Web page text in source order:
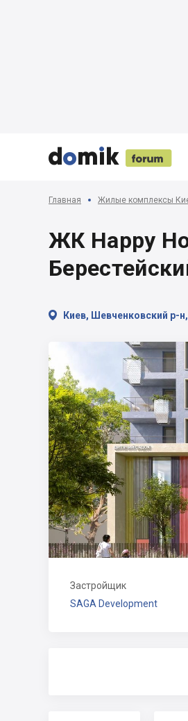


 

Главная Жилые комплексы
ЖК Happy
 Киев, Шевченковский р-
Застройщик
SAGA Development